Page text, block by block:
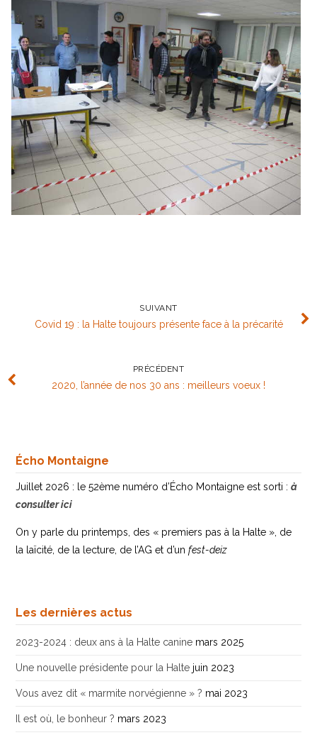
SUIVANT
Covid 19 : la Halte toujours présente face à la précarité
PRÉCÉDENT
2020, l’année de nos 30 ans : meilleurs voeux !
Écho Montaigne
Juillet 2026 : le 52ème numéro d’Écho Montaigne est sorti :à
consulter ici
On y parle du printemps, des « premiers pas à la Halte », de
la laïcité, de la lecture, de l’AG et d’unfest-deiz
Les dernières actus
2023-2024 : deux ans à la Halte canine mars 2025
Une nouvelle présidente pour la Halte juin 2023
Vous avez dit « marmite norvégienne » ? mai 2023
Il est où, le bonheur ? mars 2023